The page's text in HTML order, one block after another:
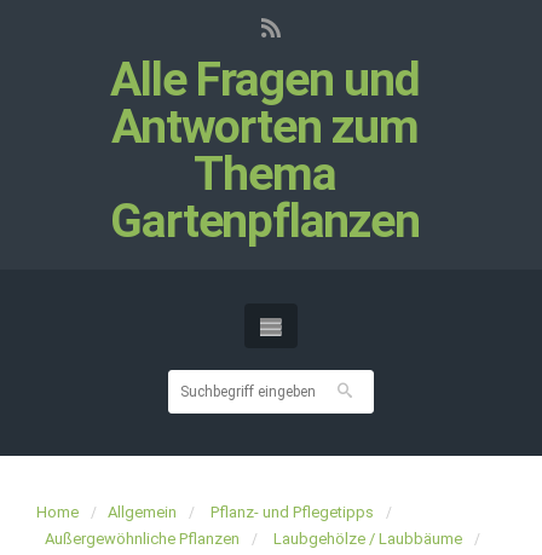
Alle Fragen und
Antworten zum
Thema
Gartenpflanzen
Home Allgemein
Pflanz- und Pflegetipps
Außergewöhnliche Pflanzen
Laubgehölze / Laubbäume